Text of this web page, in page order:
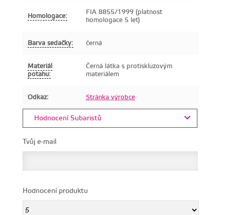
Homologace:
FIA 8855/1999 (platnost
homologace 5 let)
Barva sedačky: černá
Materiál
potahu:
Černá látka s protiskluzovým
materiálem
Odkaz: Stránka výrobce
Hodnocení Subaristů
Tvůj e-mail
Hodnocení produktu